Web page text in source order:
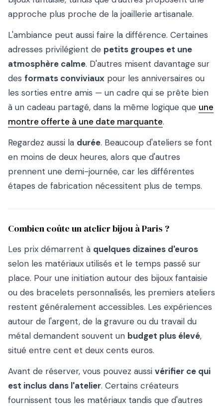
approche plus proche de la joaillerie artisanale.
L'ambiance peut aussi faire la différence. Certaines
adresses privilégient de petits groupes et une
atmosphère calme. D'autres misent davantage sur
des formats conviviaux pour les anniversaires ou
les sorties entre amis — un cadre qui se prête bien
à un cadeau partagé, dans la même logique que une
montre offerte à une date marquante.
Regardez aussi la durée. Beaucoup d'ateliers se font
en moins de deux heures, alors que d'autres
prennent une demi-journée, car les différentes
étapes de fabrication nécessitent plus de temps.
Combien coûte un atelier bijou à Paris ?
Les prix démarrent à quelques dizaines d'euros
selon les matériaux utilisés et le temps passé sur
place. Pour une initiation autour des bijoux fantaisie
ou des bracelets personnalisés, les premiers ateliers
restent généralement accessibles. Les expériences
autour de l'argent, de la gravure ou du travail du
métal demandent souvent un budget plus élevé,
situé entre cent et deux cents euros.
Avant de réserver, vous pouvez aussi vérifier ce qui
est inclus dans l'atelier. Certains créateurs
fournissent tous les matériaux tandis que d'autres